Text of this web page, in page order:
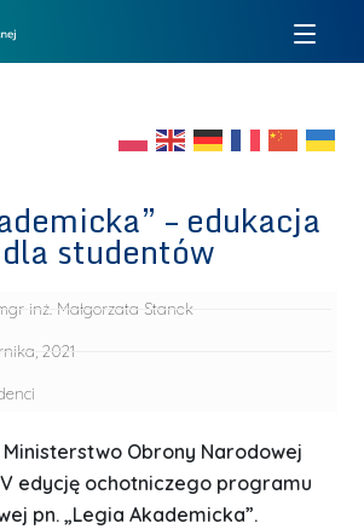
– edukacja
studentów
inż. Małgorzata Stanek
2021
Obrony Narodowej
V edycję ochotniczego programu
pn. „Legia Akademicka”.